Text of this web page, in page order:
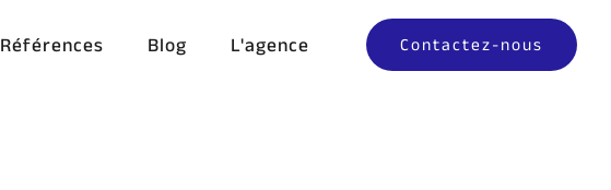
Références Blog L'agence Contactez-nous